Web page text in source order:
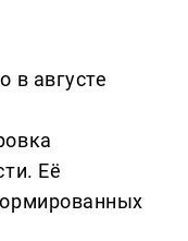
в августе
Её